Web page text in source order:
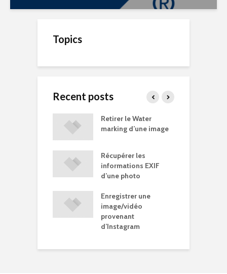
Topics
Recent posts
Retirer le Water
marking d’une image
Récupérer les
informations EXIF
d’une photo
Enregistrer une
image/vidéo
provenant
d’Instagram